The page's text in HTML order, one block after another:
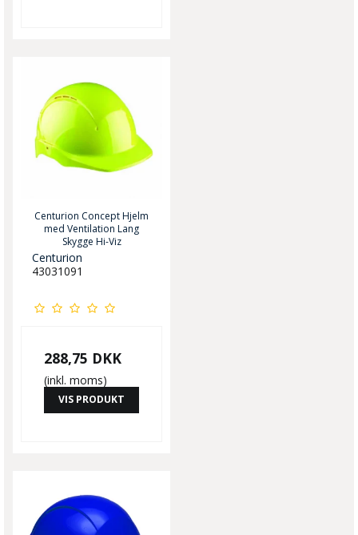
Centurion Concept Hjelm
med Ventilation Lang
Skygge Hi-Viz
Centurion
43031091
288,75 DKK
(inkl. moms)
VIS PRODUKT